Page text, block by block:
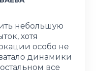
небольшую
хотя
особо не
динамики
все